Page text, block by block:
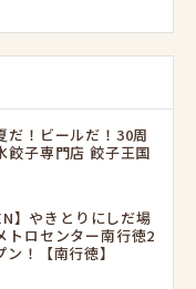
だ！ビールだ！30周
餃子専門店 餃子王国
】やきとりにしだ場
トロセンター南行徳2
！【南行徳】